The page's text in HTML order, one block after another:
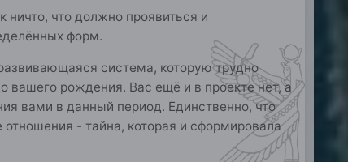
ничто, что должно проявиться и
форм.
система, которую трудно
вашего рождения. Вас ещё и в проекте нет, а
вами в данный период. Единственно, что
- тайна, которая и сформировала